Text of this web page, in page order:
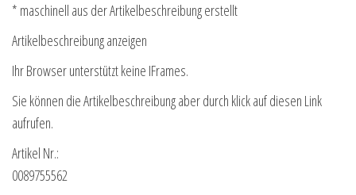
* maschinell aus der Artikelbeschreibung erstellt
Artikelbeschreibung anzeigen
Ihr Browser unterstützt keine IFrames.
Sie können die Artikelbeschreibung aber durch klick auf diesen Link
aufrufen.
Artikel Nr.:
0089755562